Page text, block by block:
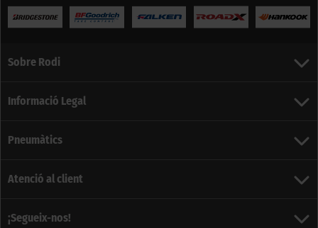
Sobre Rodi
Informació Legal
Pneumàtics
Atenció al client
¡Segueix-nos!